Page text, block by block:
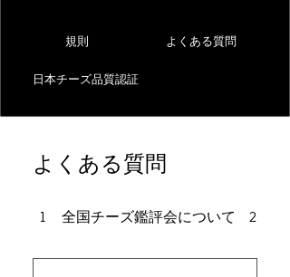
規則 よくある質問
日本チーズ品質認証
よくある質問
1 全国チーズ鑑評会について 2 開